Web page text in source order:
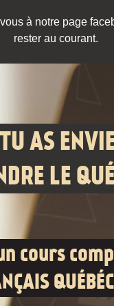
à notre page
rester au courant.
TU AS
LE
cours